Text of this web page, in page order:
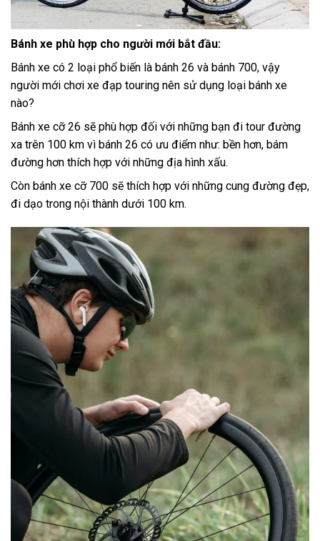
Bánh xe phù hợp cho người mới bắt đầu:
Bánh xe có 2 loại phổ biến là bánh 26 và bánh 700, vậy
người mới chơi xe đạp touring nên sử dụng loại bánh xe
nào?
Bánh xe cỡ 26 sẽ phù hợp đối với những bạn đi tour đường
xa trên 100 km vì bánh 26 có ưu điểm như: bền hơn, bám
đường hơn thích hợp với những địa hình xấu.
Còn bánh xe cỡ 700 sẽ thích hợp với những cung đường đẹp,
đi dạo trong nội thành dưới 100 km.